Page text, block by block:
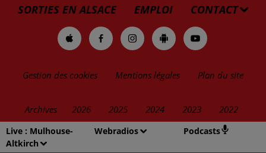
Live : Mulhouse-
Altkirch
Webradios Podcasts
SORTIES EN ALSACE
EMPLOI CONTACT
Gestion des cookies Mentions légales Plan du site
Archives 2026 2025 2024 2023 2022